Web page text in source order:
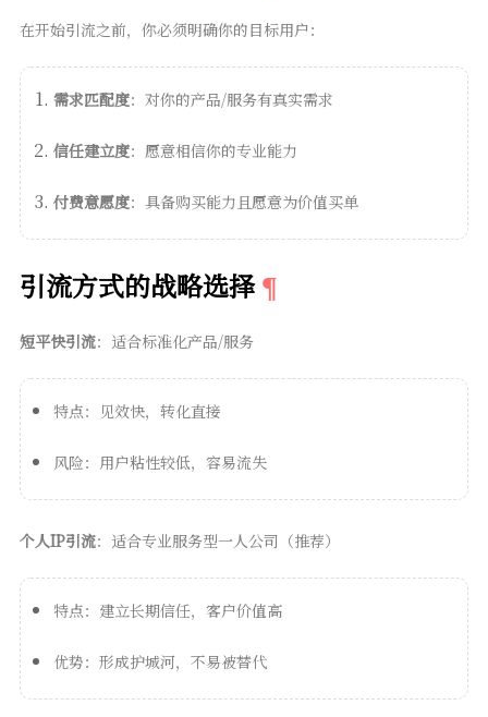
在开始引流之前，你必须明确你的目标用户：
需求匹配度：对你的产品/服务有真实需求
信任建立度：愿意相信你的专业能力
付费意愿度：具备购买能力且愿意为价值买单
引流方式的战略选择
短平快引流：适合标准化产品/服务
特点：见效快，转化直接
风险：用户粘性较低，容易流失
个人IP引流：适合专业服务型一人公司（推荐）
特点：建立长期信任，客户价值高
优势：形成护城河，不易被替代